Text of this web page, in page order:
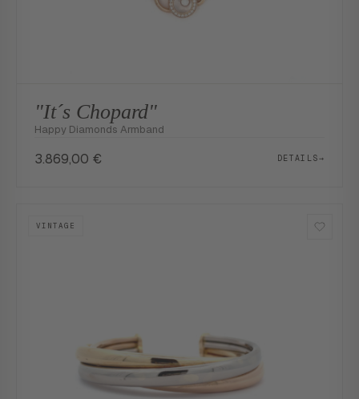
"It´s Chopard"
Happy Diamonds Armband
3.869,00 € DETAILS→
VINTAGE